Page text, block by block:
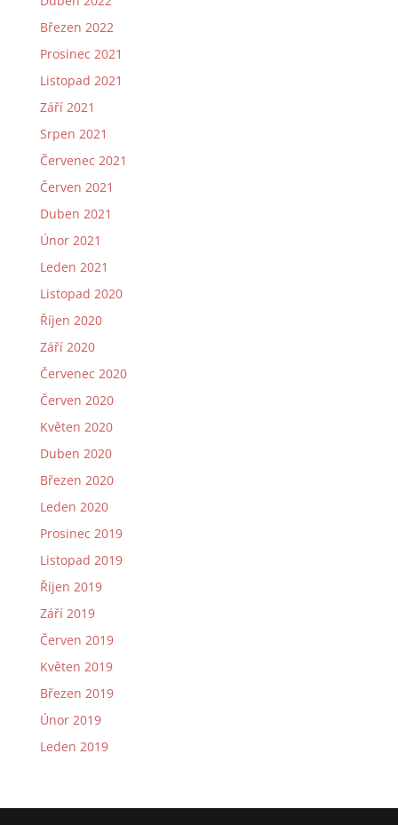
Březen 2022
Prosinec 2021
Listopad 2021
Září 2021
Srpen 2021
Červenec 2021
Červen 2021
Duben 2021
Únor 2021
Leden 2021
Listopad 2020
Říjen 2020
Září 2020
Červenec 2020
Červen 2020
Květen 2020
Duben 2020
Březen 2020
Leden 2020
Prosinec 2019
Listopad 2019
Říjen 2019
Září 2019
Červen 2019
Květen 2019
Březen 2019
Únor 2019
Leden 2019